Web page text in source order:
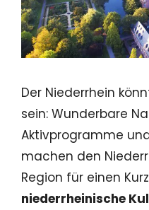
Der Niederrhein
sein: Wunderbare
Aktivprogramme
machen den
Region für einen
niederrheinische